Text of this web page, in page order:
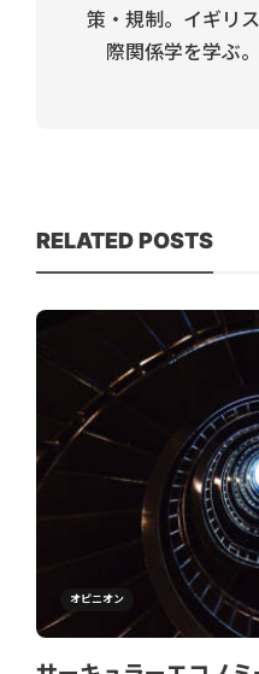
策・規制。イギリ
際関係学を学ぶ
RELATED POSTS
オピニオン